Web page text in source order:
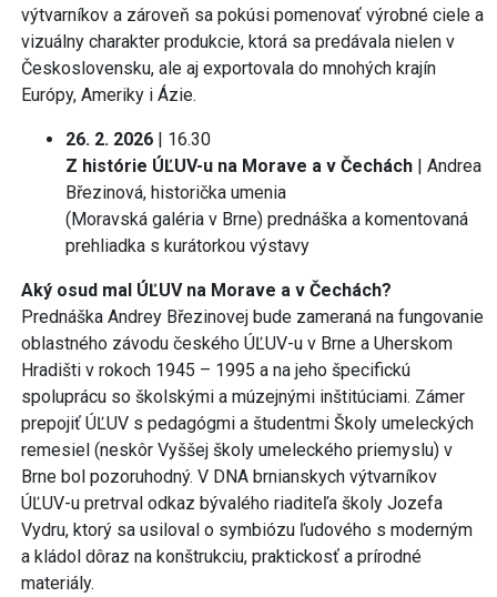
výtvarníkov a zároveň sa pokúsi pomenovať výrobné ciele a
vizuálny charakter produkcie, ktorá sa predávala nielen v
Československu, ale aj exportovala do mnohých krajín
Európy, Ameriky i Ázie.
26. 2. 2026 | 16.30
Z histórie ÚĽUV-u na Morave a v Čechách | Andrea
Březinová, historička umenia
(Moravská galéria v Brne) prednáška a komentovaná
prehliadka s kurátorkou výstavy
Aký osud mal ÚĽUV na Morave a v Čechách?
Prednáška Andrey Březinovej bude zameraná na fungovanie
oblastného závodu českého ÚĽUV-u v Brne a Uherskom
Hradišti v rokoch 1945 – 1995 a na jeho špecifickú
spoluprácu so školskými a múzejnými inštitúciami. Zámer
prepojiť ÚĽUV s pedagógmi a študentmi Školy umeleckých
remesiel (neskôr Vyššej školy umeleckého priemyslu) v
Brne bol pozoruhodný. V DNA brnianskych výtvarníkov
ÚĽUV-u pretrval odkaz bývalého riaditeľa školy Jozefa
Vydru, ktorý sa usiloval o symbiózu ľudového s moderným
a kládol dôraz na konštrukciu, praktickosť a prírodné
materiály.